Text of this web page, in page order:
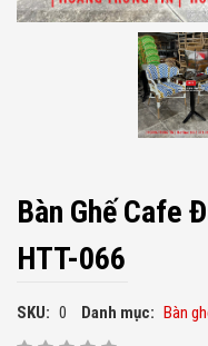
Bàn Ghế Cafe
HTT-066
SKU: 0 Danh mục: Bàn